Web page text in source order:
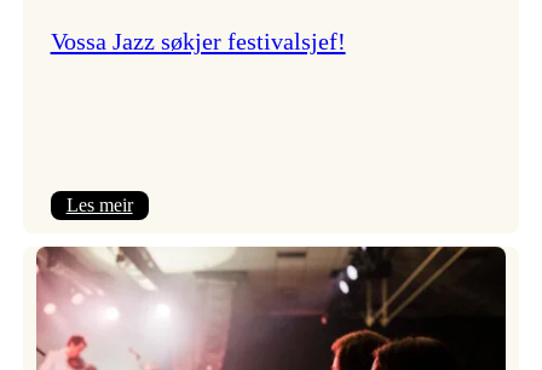
Vossa Jazz søkjer festivalsjef!
Les meir:
Jazz
søkjer